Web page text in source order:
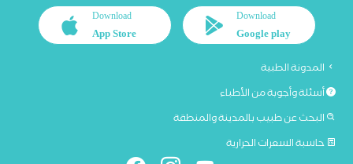
Download
Google play
Download
App Store
المدونة الطبية
أسئلة وأجوبة من الأطباء
البحث عن طبيب بالمدينة والمنطقة
حاسبة السعرات الحرارية